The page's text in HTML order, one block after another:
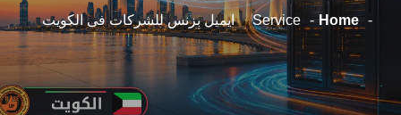
Home
Service ايميل بزنس للشركات فى الكويت